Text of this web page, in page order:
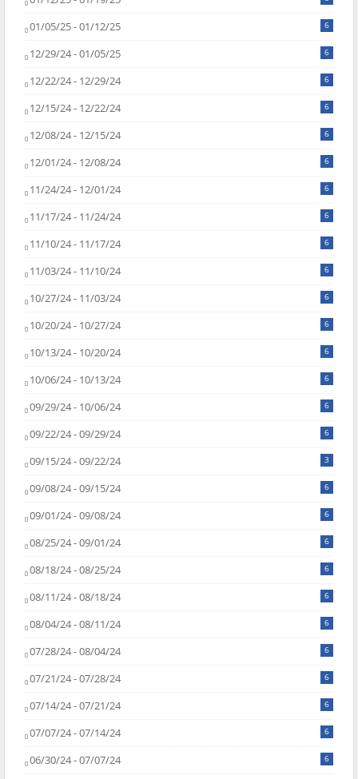
01/05/25 - 01/12/25 6
12/29/24 - 01/05/25 6
12/22/24 - 12/29/24 6
12/15/24 - 12/22/24 6
12/08/24 - 12/15/24 6
12/01/24 - 12/08/24 6
11/24/24 - 12/01/24 6
11/17/24 - 11/24/24 6
11/10/24 - 11/17/24 6
11/03/24 - 11/10/24 6
10/27/24 - 11/03/24 6
10/20/24 - 10/27/24 6
10/13/24 - 10/20/24 6
10/06/24 - 10/13/24 6
09/29/24 - 10/06/24 6
09/22/24 - 09/29/24 6
09/15/24 - 09/22/24 3
09/08/24 - 09/15/24 6
09/01/24 - 09/08/24 6
08/25/24 - 09/01/24 6
08/18/24 - 08/25/24 6
08/11/24 - 08/18/24 6
08/04/24 - 08/11/24 6
07/28/24 - 08/04/24 6
07/21/24 - 07/28/24 6
07/14/24 - 07/21/24 6
07/07/24 - 07/14/24 6
06/30/24 - 07/07/24 6